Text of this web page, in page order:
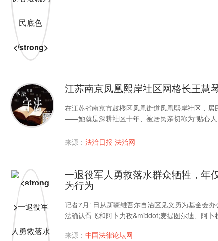
江苏南京凤凰熙岸社区网格长王慧
在江苏省南京市鼓楼区凤凰街道凤凰熙岸社区，
——她就是深耕社区十年、被居民亲切称为“贴心人
来源： 法治日报-法治网
一退役军人勇救落水群众牺牲，年
为行为
记者7月1日从新疆维吾尔自治区见义勇为基金会
法确认胥飞和阿卜力孜&middot;麦提图尔迪、阿卜
来源： 中国法律论坛网